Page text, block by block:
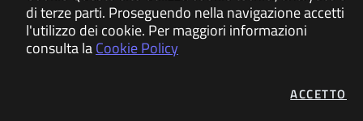
di terze parti. Proseguendo nella navigazione accetti
l'utilizzo dei cookie. Per maggiori informazioni
consulta laCookie Policy
ACCETTOI